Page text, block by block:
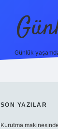
Günlük
SON YAZILAR
Kurutma